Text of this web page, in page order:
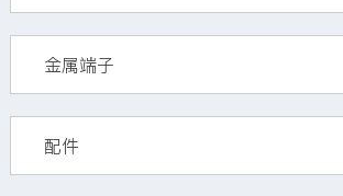
金属端子
配件